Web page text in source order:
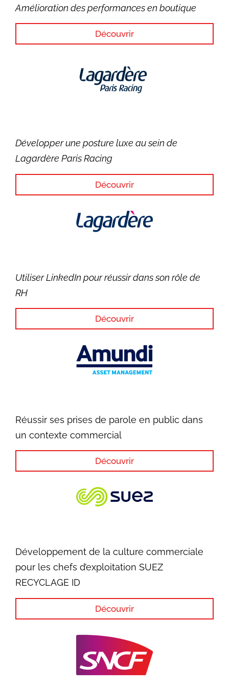
Amélioration des performances en boutique
Découvrir
Développer une posture luxe au sein de
Lagardère Paris Racing
Découvrir
Utiliser LinkedIn pour réussir dans son rôle de
RH
Découvrir
Réussir ses prises de parole en public dans
un contexte commercial
Découvrir
Développement de la culture commerciale
pour les chefs d’exploitation SUEZ
RECYCLAGE ID
Découvrir